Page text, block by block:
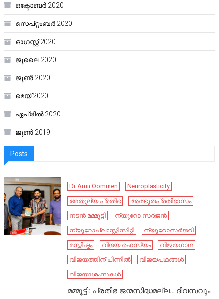
ഒക്ടോബർ 2020
സെപ്റ്റംബർ 2020
ഓഗസ്റ്റ്‌ 2020
ജൂലൈ 2020
ജൂൺ 2020
മെയ്‌ 2020
ഏപ്രിൽ 2020
ജൂൺ 2019
Posts
Dr Arun Oommen
Neuroplasticity
അതുല്യ പ്രതിഭ
അത്ഭുതപ്രതിഭാസം
നടൻ മമ്മൂട്ടി
ന്യൂറോ സർജൻ
ന്യൂറോപ്ലാസ്റ്റിസിറ്റി
ന്യൂറോസർജറി
മസ്തിഷ്കം
വിജയ രഹസ്യം
വിജയഗാഥ
വിജയത്തിന് പിന്നിൽ
വിജയപഥങ്ങൾ
വിജയാശംസകൾ
മമ്മൂട്ടി: പ്രതിഭ ജന്മസിദ്ധമല്ല… ദിവസവും